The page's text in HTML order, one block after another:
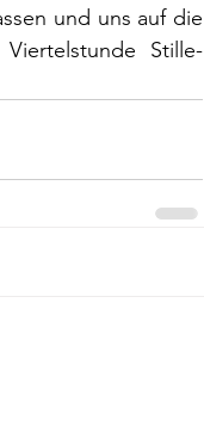
und uns auf die
Stille-